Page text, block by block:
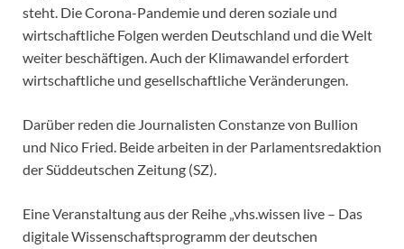
steht. Die Corona-Pandemie und deren soziale und
wirtschaftliche Folgen werden Deutschland und die Welt
weiter beschäftigen. Auch der Klimawandel erfordert
wirtschaftliche und gesellschaftliche Veränderungen.
Darüber reden die Journalisten Constanze von Bullion
und Nico Fried. Beide arbeiten in der Parlamentsredaktion
der Süddeutschen Zeitung (SZ).
Eine Veranstaltung aus der Reihe „vhs.wissen live – Das
digitale Wissenschaftsprogramm der deutschen